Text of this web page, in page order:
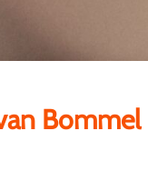
Bommel